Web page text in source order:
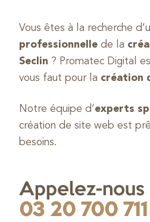
Vous êtes à la recherche
professionnelle de la
Seclin ? Promatec Digital
vous faut pour la création
Notre équipe d’experts
création de site web est
besoins.
Appelez-nous
03 20 700 711